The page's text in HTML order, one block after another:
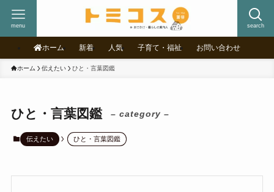
search
menu
ホーム 新着 人気 子育て・福祉 お問い合わせ
ホーム 伝えたい ひと・言葉図鑑
ひと・言葉図鑑 – category –
伝えたい ひと・言葉図鑑